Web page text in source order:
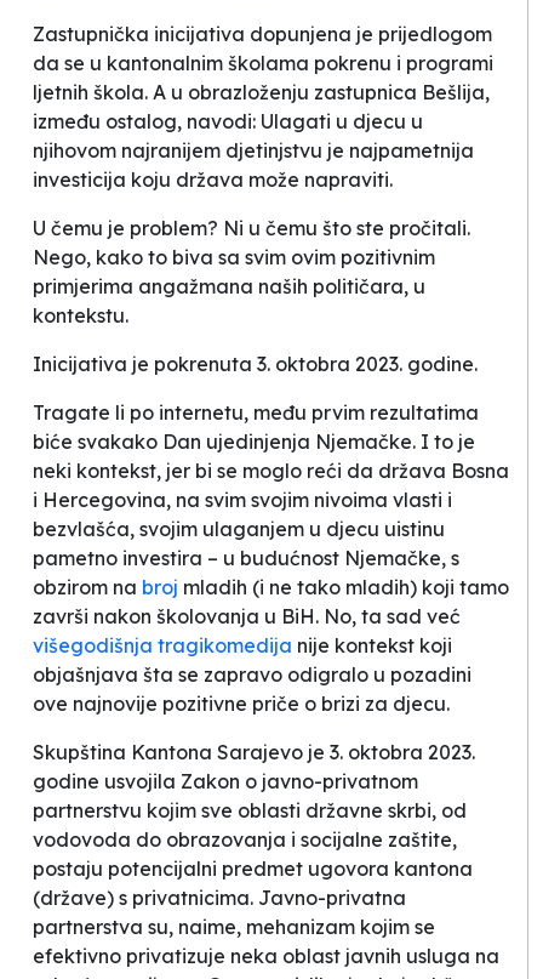
Zastupnička inicijativa dopunjena je prijedlogom
da se u kantonalnim školama pokrenu i programi
ljetnih škola. A u obrazloženju zastupnica Bešlija,
između ostalog, navodi: Ulagati u djecu u
njihovom najranijem djetinjstvu je najpametnija
investicija koju država može napraviti.
U čemu je problem? Ni u čemu što ste pročitali.
Nego, kako to biva sa svim ovim pozitivnim
primjerima angažmana naših političara, u
kontekstu.
Inicijativa je pokrenuta 3. oktobra 2023. godine.
Tragate li po internetu, među prvim rezultatima
biće svakako Dan ujedinjenja Njemačke. I to je
neki kontekst, jer bi se moglo reći da država Bosna
i Hercegovina, na svim svojim nivoima vlasti i
bezvlašća, svojim ulaganjem u djecu uistinu
pametno investira – u budućnost Njemačke, s
obzirom na broj mladih (i ne tako mladih) koji tamo
završi nakon školovanja u BiH. No, ta sad već
višegodišnja tragikomedija nije kontekst koji
objašnjava šta se zapravo odigralo u pozadini
ove najnovije pozitivne priče o brizi za djecu.
Skupština Kantona Sarajevo je 3. oktobra 2023.
godine usvojila Zakon o javno-privatnom
partnerstvu kojim sve oblasti državne skrbi, od
vodovoda do obrazovanja i socijalne zaštite,
postaju potencijalni predmet ugovora kantona
(države) s privatnicima. Javno-privatna
partnerstva su, naime, mehanizam kojim se
efektivno privatizuje neka oblast javnih usluga na